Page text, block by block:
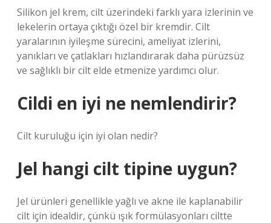
Silikon jel krem, cilt üzerindeki farklı yara izlerinin ve
lekelerin ortaya çıktığı özel bir kremdir. Cilt
yaralarının iyileşme sürecini, ameliyat izlerini,
yanıkları ve çatlakları hızlandırarak daha pürüzsüz
ve sağlıklı bir cilt elde etmenize yardımcı olur.
Cildi en iyi ne nemlendirir?
Cilt kuruluğu için iyi olan nedir?
Jel hangi cilt tipine uygun?
Jel ürünleri genellikle yağlı ve akne ile kaplanabilir
cilt için idealdir, çünkü ışık formülasyonları ciltte